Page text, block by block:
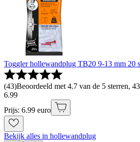
Toggler hollewandplug TB20 9-13 mm 20
(43)Beoordeeld met 4.7 van de 5 sterren,
6.99
Prijs: 6.99 euro
Bekijk alles in hollewandplug